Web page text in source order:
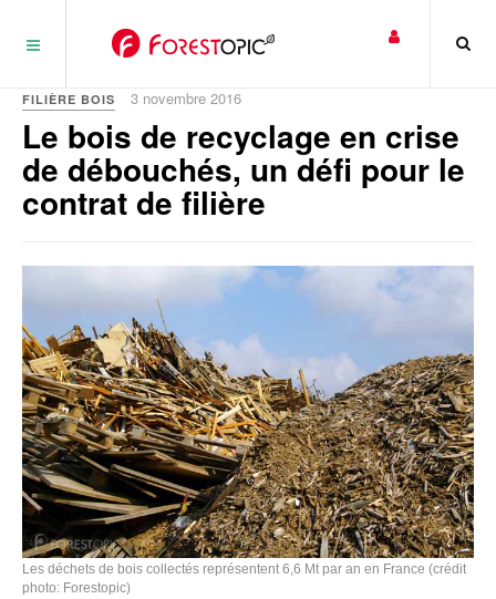
FILIÈRE BOIS 3 novembre 2016
Le bois de recyclage en crise
de débouchés, un défi pour le
contrat de filière
Les déchets de bois collectés représentent 6,6 Mt par an en France (crédit
photo: Forestopic)